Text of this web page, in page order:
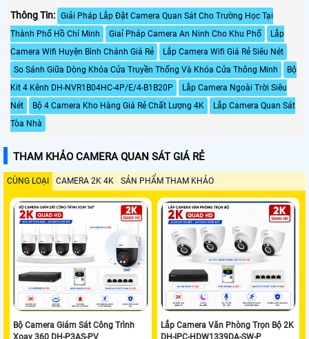
Thông Tin: Giải Pháp Lắp Đặt Camera Quan Sát Cho Trường Học Tại
Thành Phố Hồ Chí Minh
Giaỉ Pháp Camera An Ninh Cho Khu Phố
Lắp
Camera Wifi Huyện Bình Chánh Giá Rẻ
Lắp Camera Wifi Giá Rẻ Siêu Nét
So Sánh Giữa Dòng Khóa Cửa Truyền Thống Và Khóa Cửa Thông Minh
Bộ
Kit 4 Kênh DH-NVR1B04HC-4P/E/4-B1B20P
Lắp Camera Ngoài Trời Siêu
Nét
Bộ 4 Camera Kho Hàng Giá Rẻ Chất Lượng 4K
Lắp Camera Quan Sát
Tòa Nhà
THAM KHẢO CAMERA QUAN SÁT GIÁ RẺ
CÙNG LOẠI CAMERA 2K 4K SẢN PHẨM THAM KHẢO
Bộ Camera Giám Sát Công Trình
Lắp Camera Văn Phòng Trọn Bộ 2K